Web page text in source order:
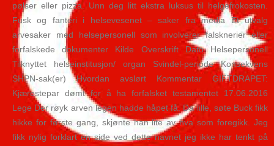
pølser eller pizza. Unn deg litt ekstra luksus til helgefrokosten.
Fusk og fanteri i helsevesenet – saker fra media Et utvalg
arvesaker med helsepersonell som involverer falsknerier eller
forfalskede dokumenter Kilde Overskrift Dato Helsepersonell
Tilknyttet helseinstitusjon/ organ Svindel-periode Konsekvens
SHPN-sak(er) Hvordan avslørt Kommentar GIFTDRAPET:
Kjærestepar dømt for å ha forfalsket testamentet 17.06.2016
Lege Der røyk arven legen hadde håpet få. Da lille, søte Buck fikk
hikke for første gang, skjønte han lite av hva som foregikk. Jeg
fikk nylig forklart en side ved dette navnet jeg ikke har tenkt på